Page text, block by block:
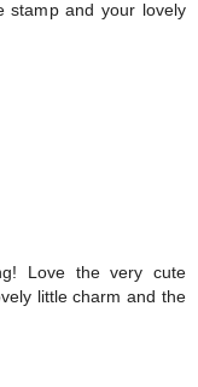
stamp and your lovely
Love the very cute
little charm and the